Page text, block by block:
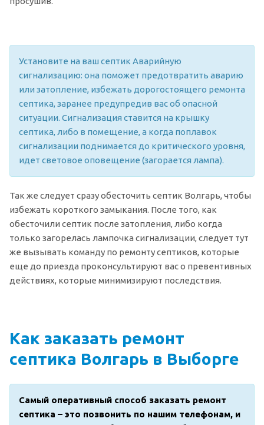
Установите на ваш септик Аварийную
сигнализацию: она поможет предотвратить аварию
или затопление, избежать дорогостоящего ремонта
септика, заранее предупредив вас об опасной
ситуации. Сигнализация ставится на крышку
септика, либо в помещение, а когда поплавок
сигнализации поднимается до критического уровня,
идет световое оповещение (загорается лампа).
Так же следует сразу обесточить септик Волгарь, чтобы
избежать короткого замыкания. После того, как
обесточили септик после затопления, либо когда
только загорелась лампочка сигнализации, следует тут
же вызывать команду по ремонту септиков, которые
еще до приезда проконсультируют вас о превентивных
действиях, которые минимизируют последствия.
Как заказать ремонт
септика Волгарь в Выборге
Самый оперативный способ заказать ремонт
септика – это позвонить по нашим телефонам, и